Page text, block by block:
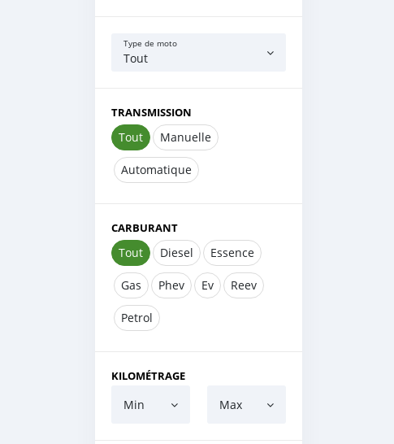
Type de moto
Tout
TRANSMISSION
Tout Manuelle
Automatique
CARBURANT
Tout Diesel Essence
Gas Phev Ev Reev
Petrol
KILOMÉTRAGE
Min Max